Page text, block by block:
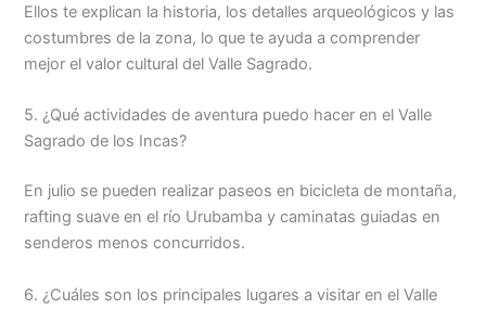
Ellos te explican la historia, los detalles arqueológicos y las
costumbres de la zona, lo que te ayuda a comprender
mejor el valor cultural del Valle Sagrado.
5. ¿Qué actividades de aventura puedo hacer en el Valle
Sagrado de los Incas?
En julio se pueden realizar paseos en bicicleta de montaña,
rafting suave en el río Urubamba y caminatas guiadas en
senderos menos concurridos.
6. ¿Cuáles son los principales lugares a visitar en el Valle